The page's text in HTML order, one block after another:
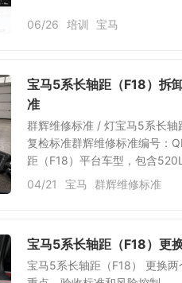
06/26 培训 宝马
宝马5系长轴距（F18）拆
准
群辉维修标准 / 灯宝马5系长
复检标准群辉维修标准编号：
距（F18）平台车型，包含
04/21
宝马 群辉维修标准
宝马5系长轴距（F18）更
宝马5系长轴距（F18） 更换